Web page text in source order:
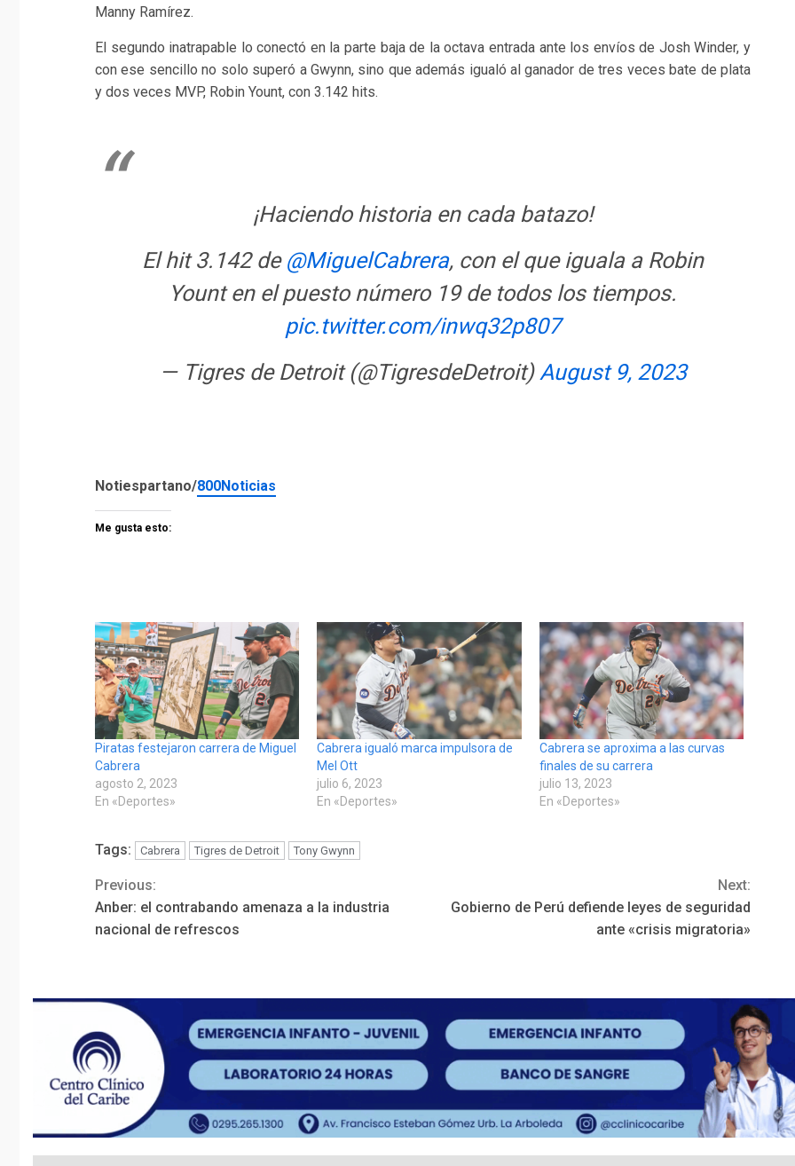
Manny Ramírez.
El segundo inatrapable lo conectó en la parte baja de la octava entrada ante los envíos de Josh Winder, y
con ese sencillo no solo superó a Gwynn, sino que además igualó al ganador de tres veces bate de plata
y dos veces MVP, Robin Yount, con 3.142 hits.
¡Haciendo historia en cada batazo!
El hit 3.142 de @MiguelCabrera, con el que iguala a Robin
Yount en el puesto número 19 de todos los tiempos.
pic.twitter.com/inwq32p807
— Tigres de Detroit (@TigresdeDetroit)August 9, 2023
Notiespartano/800Noticias
Me gusta esto:
Piratas festejaron carrera de Miguel
Cabrera
agosto 2, 2023
En «Deportes»
Cabrera igualó marca impulsora de
Mel Ott
julio 6, 2023
En «Deportes»
Cabrera se aproxima a las curvas
finales de su carrera
julio 13, 2023
En «Deportes»
Tags: Cabrera Tigres de Detroit Tony Gwynn
Continue
Reading
Previous:
Anber: el contrabando amenaza a la industria
nacional de refrescos
Next:
Gobierno de Perú defiende leyes de seguridad
ante «crisis migratoria»